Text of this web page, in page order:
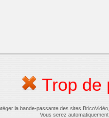
Trop de
la bande-passante des sites
Vous serez